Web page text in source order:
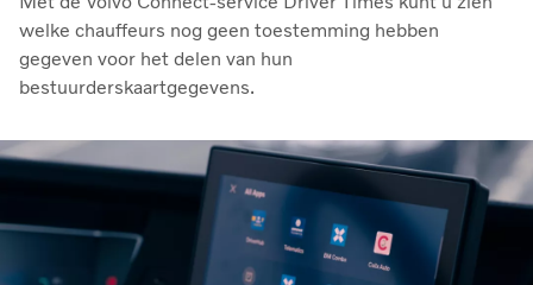
welke chauffeurs nog geen toestemming hebben
gegeven voor het delen van hun
bestuurderskaartgegevens.